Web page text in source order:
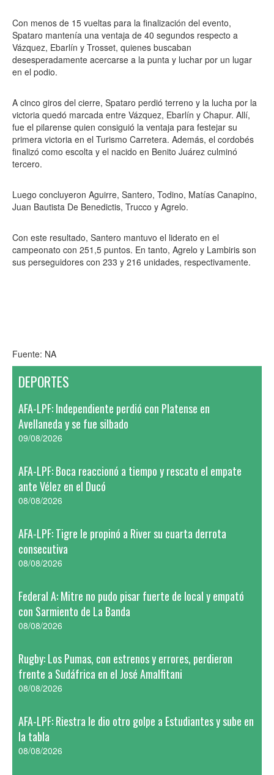
Con menos de 15 vueltas para la finalización del evento,
Spataro mantenía una ventaja de 40 segundos respecto a
Vázquez, Ebarlín y Trosset, quienes buscaban
desesperadamente acercarse a la punta y luchar por un lugar
en el podio.
A cinco giros del cierre, Spataro perdió terreno y la lucha por la
victoria quedó marcada entre Vázquez, Ebarlín y Chapur. Allí,
fue el pilarense quien consiguió la ventaja para festejar su
primera victoria en el Turismo Carretera. Además, el cordobés
finalizó como escolta y el nacido en Benito Juárez culminó
tercero.
Luego concluyeron Aguirre, Santero, Todino, Matías Canapino,
Juan Bautista De Benedictis, Trucco y Agrelo.
Con este resultado, Santero mantuvo el liderato en el
campeonato con 251,5 puntos. En tanto, Agrelo y Lambiris son
sus perseguidores con 233 y 216 unidades, respectivamente.
Fuente: NA
DEPORTES
AFA-LPF: Independiente perdió con Platense en
Avellaneda y se fue silbado
09/08/2026
AFA-LPF: Boca reaccionó a tiempo y rescato el empate
ante Vélez en el Ducó
08/08/2026
AFA-LPF: Tigre le propinó a River su cuarta derrota
consecutiva
08/08/2026
Federal A: Mitre no pudo pisar fuerte de local y empató
con Sarmiento de La Banda
08/08/2026
Rugby: Los Pumas, con estrenos y errores, perdieron
frente a Sudáfrica en el José Amalfitani
08/08/2026
AFA-LPF: Riestra le dio otro golpe a Estudiantes y sube en
la tabla
08/08/2026